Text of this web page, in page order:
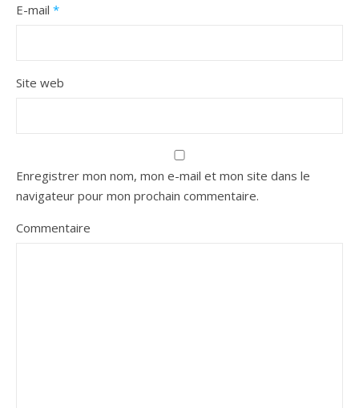
E-mail *
Site web
Enregistrer mon nom, mon e-mail et mon site dans le
navigateur pour mon prochain commentaire.
Commentaire